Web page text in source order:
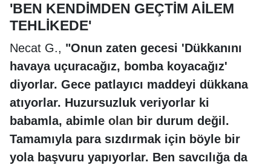
'BEN KENDİMDEN GEÇTİM AİLEM
TEHLİKEDE'
Necat G., "Onun zaten gecesi 'Dükkanını
havaya uçuracağız, bomba koyacağız'
diyorlar. Gece patlayıcı maddeyi dükkana
atıyorlar. Huzursuzluk veriyorlar ki
babamla, abimle olan bir durum değil.
Tamamıyla para sızdırmak için böyle bir
yola başvuru yapıyorlar. Ben savcılığa da